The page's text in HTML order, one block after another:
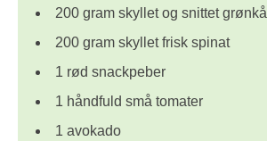
200 gram skyllet og snittet grønkål
200 gram skyllet frisk spinat
1 rød snackpeber
1 håndfuld små tomater
1 avokado